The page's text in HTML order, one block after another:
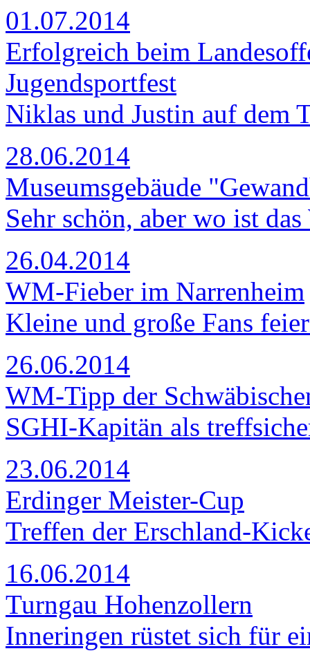
01.07.2014
Erfolgreich beim
Jugendsportfest
Niklas und Justin auf dem
28.06.2014
Museumsgebäude
Sehr schön, aber wo ist das
26.04.2014
WM-Fieber im Narrenheim
Kleine und große Fans
26.06.2014
WM-Tipp der
SGHI-Kapitän als
23.06.2014
Erdinger Meister-Cup
Treffen der Erschland-
16.06.2014
Turngau Hohenzollern
Inneringen rüstet sich für